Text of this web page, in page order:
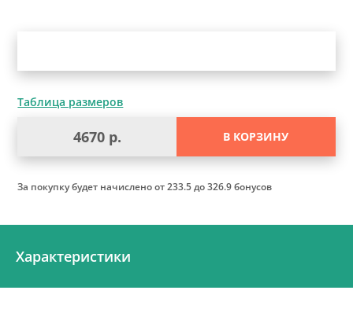
Таблица размеров
4670 р. В КОРЗИНУ
За покупку будет начисленоот 233.5 до 326.9 бонусов
Характеристики